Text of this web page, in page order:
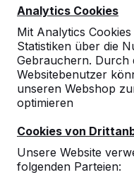
Analytics Cookies
Mit Analytics
Statistiken über die
Gebrauchern. Durch
Websitebenutzer
unseren Webshop
optimieren
Cookies von
Unsere Website
folgenden Parteien:
Referenzen